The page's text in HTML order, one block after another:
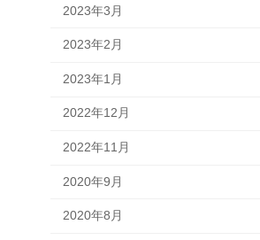
2023年3月
2023年2月
2023年1月
2022年12月
2022年11月
2020年9月
2020年8月